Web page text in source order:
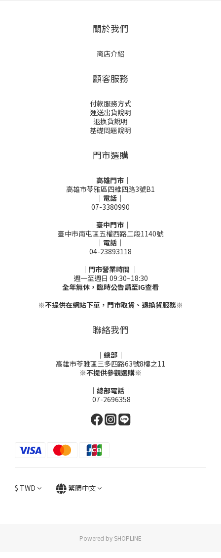
關於我們
商店介紹
顧客服務
付款服務方式
運送出貨說明
退換貨說明
基礎問題說明
門市選購
｜高雄門市｜
高雄市苓雅區四維四路3號B1
｜電話｜
07-3380990
｜臺中門市｜
臺中市南屯區五權西路二段1140號
｜電話｜
04-23893118
｜門市營業時間 ｜
週一至週日 09:30~18:30
全年無休，臨時公告請至IG查看
※不提供在網站下單，門市取貨、退換貨服務※
聯絡我們
｜總部｜
高雄市苓雅區三多四路63號8樓之11
※不提供參觀選購※
｜總部電話｜
07-2696358
$ TWD 繁體中文
Powered by SHOPLINE